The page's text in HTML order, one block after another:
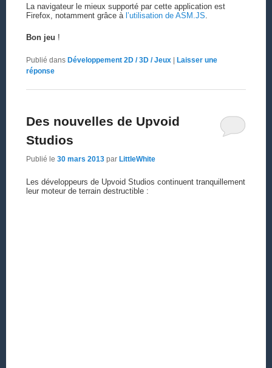
La navigateur le mieux supporté par cette application est
Firefox, notamment grâce à l’utilisation de ASM.JS
Bon jeu !
Publié dans Développement 2D / 3D / Jeux
Laisser une
réponse
Des nouvelles de Upvoid
Studios
Publié le 30 mars 2013 par LittleWhite
Les développeurs de Upvoid Studios continuent tranquillement
leur moteur de terrain destructible :